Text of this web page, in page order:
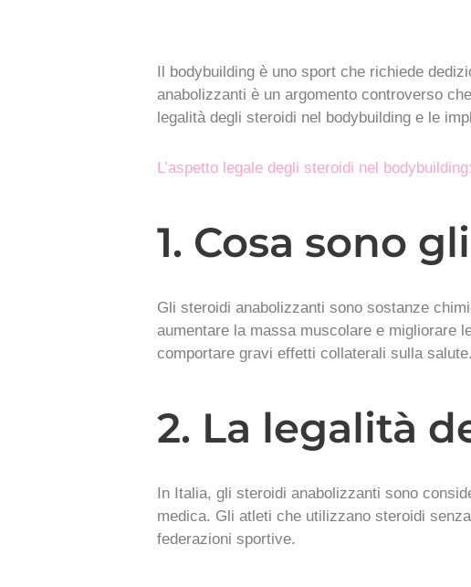
Il bodybuilding è uno sport che richiede
anabolizzanti è un argomento controverso
legalità degli steroidi nel bodybuilding e le
L’aspetto legale degli steroidi nel
1. Cosa sono
Gli steroidi anabolizzanti sono sostanze
aumentare la massa muscolare e migliorare
comportare gravi effetti collaterali sulla salute.
2. La legalità
In Italia, gli steroidi anabolizzanti sono
medica. Gli atleti che utilizzano steroidi
federazioni sportive.